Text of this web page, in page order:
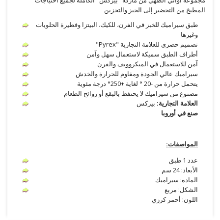
المطبخ من التخضير إلى الخبز والتخزين
طبق سيراميك للخبز في الفرن، للكيك، البيتزا وفطيرة الحلويات
وغيرها
تصميم حصري للعلامة التجارية "Pyrex"
أطراف الطبق سميكة لاستعمال سهل وآمن
آمن للاستعمال في الميكروويف والفرن
سيراميك عالي الجودة ومقاوم للحرارة والخدش
يتحمل حرارة من -20 ° لغاية +250° درجة مئوية
مصنوع من سيراميك لا يحتفظ بالبقع أو روائح الطعام
العلامة التجارية: بيركس
صنع فيأوروبا
المواصفات:
عدد 1 طبق
الأبعاد: 24 سم
المادة: سيراميك
الشكل: مربع
اللون: أحمر كرزي